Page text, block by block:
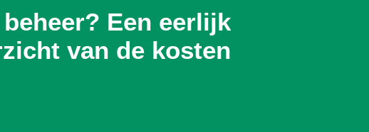
Een eerlijk
van de kosten